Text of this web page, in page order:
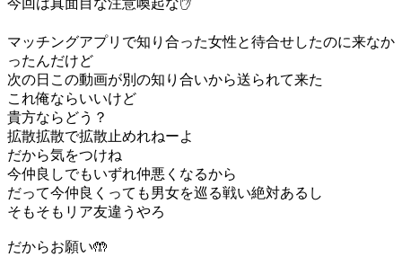
マッチングアプリで知り合った女性と待合せしたのに来なか
ったんだけど
次の日この動画が別の知り合いから送られて来た
これ俺ならいいけど
貴方ならどう？
拡散拡散で拡散止めれねーよ
だから気をつけね
今仲良しでもいずれ仲悪くなるから
だって今仲良くっても男女を巡る戦い絶対あるし
そもそもリア友違うやろ
だからお願い🤲